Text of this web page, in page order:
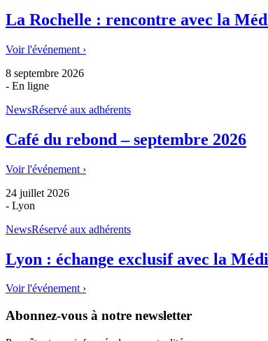
La Rochelle : rencontre avec la
Voir l'événement ›
8 septembre 2026
- En ligne
NewsRéservé aux adhérents
Café du rebond – septembre 2026
Voir l'événement ›
24 juillet 2026
- Lyon
NewsRéservé aux adhérents
Lyon : échange exclusif avec la
Voir l'événement ›
Abonnez-vous à notre newsletter